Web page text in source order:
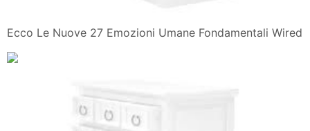
Ecco Le Nuove 27 Emozioni Umane Fondamentali Wired